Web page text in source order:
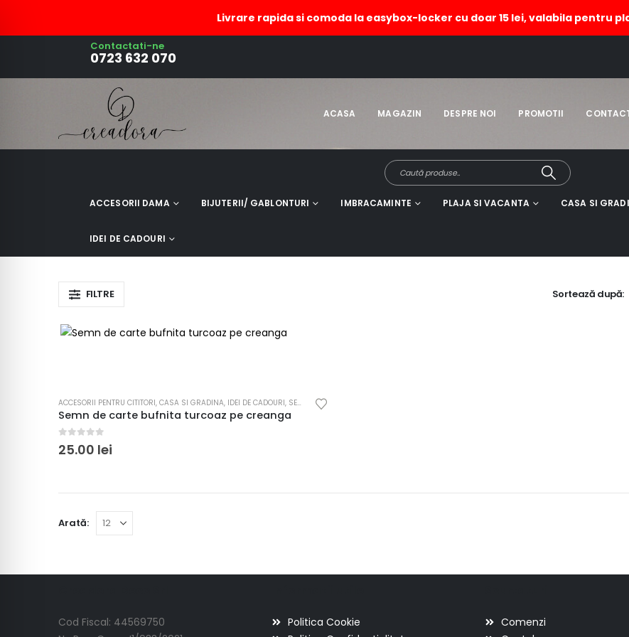
Livrare rapida si comoda la easybox-locker cu doar 15 lei, valabila pentru
Contactati-ne
0723 632 070
ACASA MAGAZIN DESPRE NOI PROMOTII
ACCESORII DAMA BIJUTERII/ GABLONTURI IMBRACAMINTE PLAJA SI VACANTA CASA SI
IDEI DE CADOURI
semn carte cu bufnita
FILTRE Sortează după:
ACCESORII PENTRU CITITORI, CASA SI GRADINA, IDEI DE CADOURI, SEMNE DE CARTE DIN LEMN
Semn de carte bufnita turcoaz pe creanga
0out of 5
25.00 lei
Arată:
Cod Fiscal: 44569750
Politica Cookie
Comenzi